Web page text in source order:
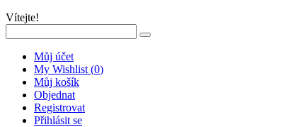
Vítejte!
Můj účet
My Wishlist (0)
Můj košík
Objednat
Registrovat
Přihlásit se